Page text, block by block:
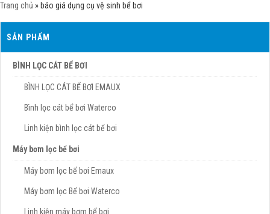
Trang chủ » báo giá dụng cụ vệ sinh bể bơi
SẢN PHẨM
BÌNH LỌC CÁT BỂ BƠI
BÌNH LỌC CÁT BỂ BƠI EMAUX
Bình lọc cát bể bơi Waterco
Linh kiện bình lọc cát bể bơi
Máy bơm lọc bể bơi
Máy bơm lọc bể bơi Emaux
Máy bơm lọc Bể bơi Waterco
Linh kiện máy bơm bể bơi